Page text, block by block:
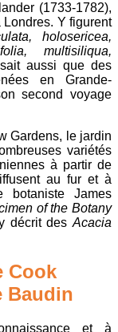
(1733-1782),
Y figurent
holosericea,
multisiliqua,
aussi que des
en Grande-
second voyage
Gardens, le jardin
variétés
à partir de
au fur et à
botaniste James
of the Botany
décrit desAcacia
Cook
Baudin
et à